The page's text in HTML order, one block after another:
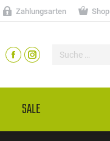
Zahlungsarten Shop
SALE